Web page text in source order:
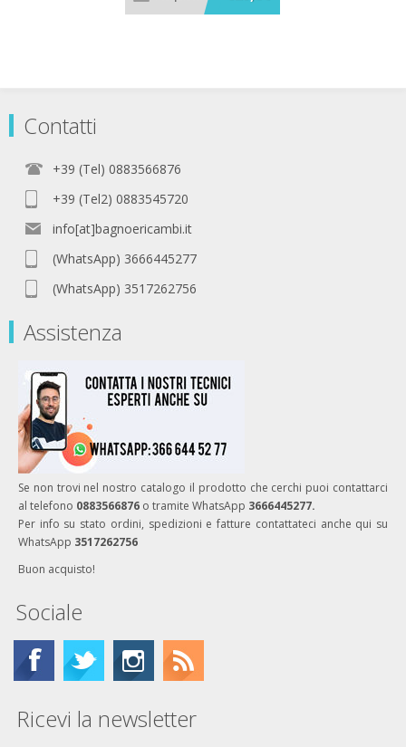
Contatti
+39 (Tel) 0883566876
+39 (Tel2) 0883545720
info[at]bagnoericambi.it
(WhatsApp) 3666445277
(WhatsApp) 3517262756
Assistenza
Se non trovi nel nostro catalogo il prodotto che cerchi puoi contattarci
al telefono 0883566876 o tramite WhatsApp 3666445277.
Per info su stato ordini, spedizioni e fatture contattateci anche qui su
WhatsApp 3517262756
Buon acquisto!
Sociale
Ricevi la newsletter